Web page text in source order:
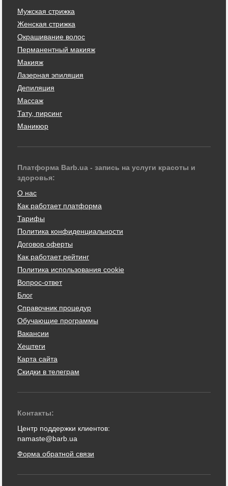
Мужская стрижка
Женская стрижка
Окрашивание волос
Перманентный макияж
Макияж
Лазерная эпиляция
Депиляция
Массаж
Тату, пирсинг
Маникюр
Платформа Barb.ua - запись на услуги красоты и
здоровья:
О нас
Как работает платформа
Тарифы
Политика конфиденциальности
Договор оферты
Как работает рейтинг
Политика использования cookie
Вопрос-ответ
Блог
Справочник процедур
Обучающие программы
Вакансии
Хештеги
Карта сайта
Скидки в телеграм
Контакты:
Центр поддержки клиентов:
namaste@barb.ua
Форма обратной связи